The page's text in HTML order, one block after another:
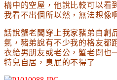
構中的空屋 ，他說比較可以看
我看不出個所以然 ，無法想像
話說蟹老闆穿上我家豬弟自創
氣 ，豬弟說有不少我的格友都
衣給男朋友或老公 ，蟹老闆也
特兒自居 ，臭屁的不得了